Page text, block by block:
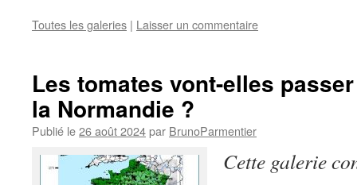
Toutes les galeries | Laisser un commentaire
Les tomates vont-elles
la Normandie ?
Publié le26 août 2024par BrunoParmentier
Cette galerie